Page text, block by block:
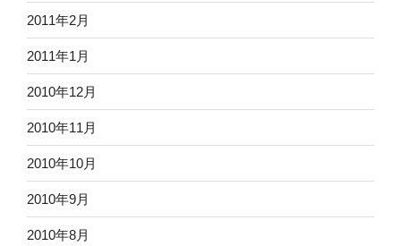
2011年2月
2011年1月
2010年12月
2010年11月
2010年10月
2010年9月
2010年8月